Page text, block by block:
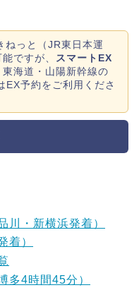
ねっと（JR東日本運
ですが、
スマートEX
東海道・山陽新幹線の
EX予約をご利用くださ
川・新横浜発着）
着）
多4時間45分）